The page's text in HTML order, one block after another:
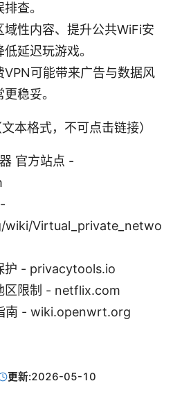
查。
性内容、提升公共WiFi安
延迟玩游戏。
VPN可能带来广告与数据风
稳妥。
本格式，不可点击链接）
官方站点 -
wiki/Virtual_private_netwo
护 - privacytools.io
区限制 - netflix.com
南 - wiki.openwrt.org
更新:2026-05-10